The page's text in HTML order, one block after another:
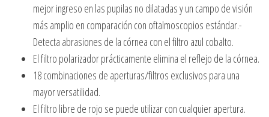
mejor ingreso en las pupilas no dilatadas y un campo de visión
más amplio en comparación con oftalmoscopios estándar.-
Detecta abrasiones de la córnea con el filtro azul cobalto.
El filtro polarizador prácticamente elimina el reflejo de la córnea.
18 combinaciones de aperturas/filtros exclusivos para una
mayor versatilidad.
El filtro libre de rojo se puede utilizar con cualquier apertura.